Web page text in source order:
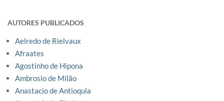
AUTORES PUBLICADOS
Aelredo de Rielvaux
Afraates
Agostinho de Hipona
Ambrosio de Milão
Anastacio de Antioquia